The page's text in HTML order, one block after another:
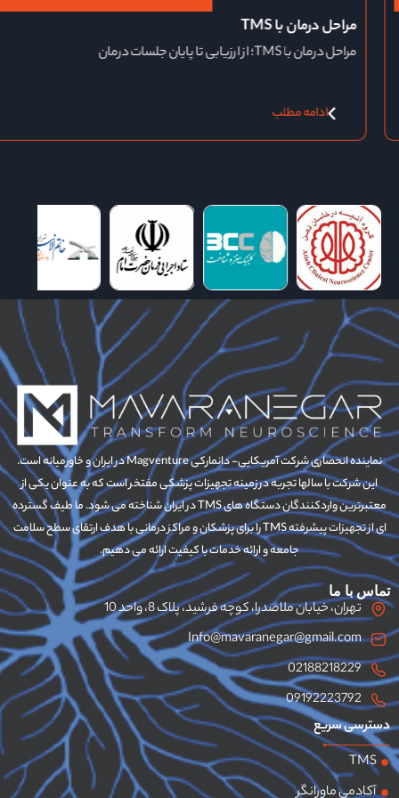
مراحل درمان با TMS
مراحل درمان با TMS؛ از ارزیابی تا پایان جلسات درمان
ادامه مطلب
نماینده انحصاری شرکت آمریکایی- دانمارکی Magventure در ایران و خاورمیانه است.
این شرکت با سالها تجربه در زمینه تجهیزات پزشکی مفتخر است که به عنوان یکی از
معتبرترین واردکنندگان دستگاه های TMS در ایران شناخته می شود. ما طیف گسترده
ای از تجهیزات پیشرفته TMS را برای پزشکان و مراکز درمانی با هدف ارتقای سطح سلامت
جامعه و ارائه خدمات با کیفیت ارائه می دهیم.
دسترسی سریع
TMS
آکادمی ماورانگر
تماس با ما
تهران، خیابان ملاصدرا، کوچه فرشید، پلاک 8، واحد 10
Info@mavaranegar@gmail.com
02188218229
09192223792